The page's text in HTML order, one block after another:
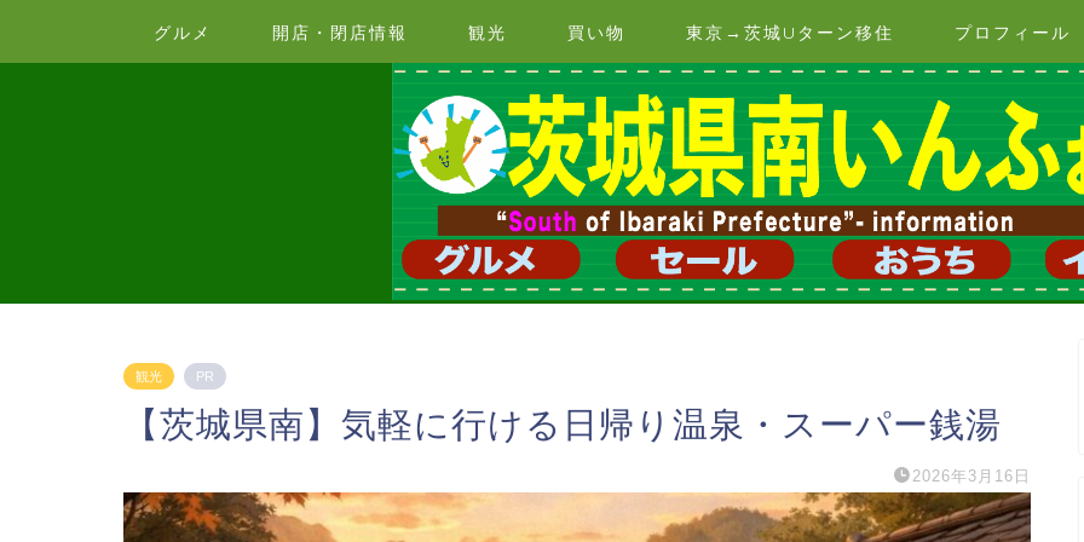
グルメ 開店・閉店情報 観光 買い物 東京→茨城Uターン移住 プロフィール
観光 PR
【茨城県南】気軽に行ける日帰り温泉・スーパー銭湯
2026年3月16日